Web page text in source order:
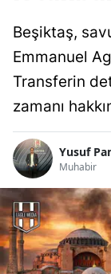
Beşiktaş,
Emmanuel
Transferin
zamanı
Yusuf
Muhabir